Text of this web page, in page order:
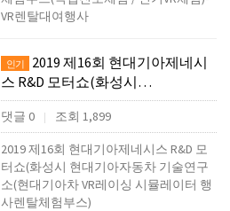
VR렌탈대여행사
인기
2019 제16회 현대기아제네시
스 R&D 모터쇼(화성시…
댓글 0 | 조회 1,899
2019 제16회 현대기아제네시스 R&D 모
터쇼(화성시 현대기아자동차 기술연구
소(현대기아차 VR레이싱 시뮬레이터 행
사렌탈체험부스)